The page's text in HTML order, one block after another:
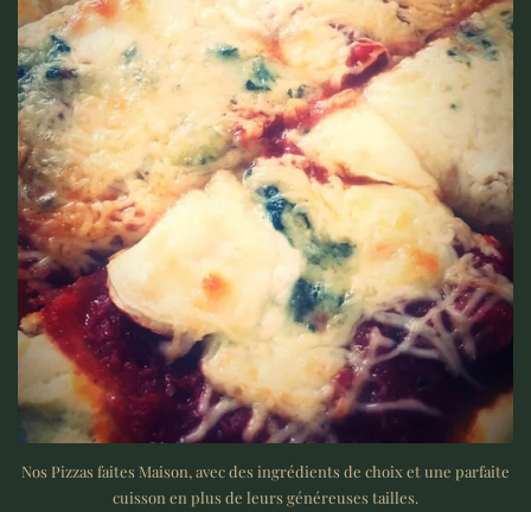
Nos Pizzas faites Maison, avec des ingrédients de choix et une parfaite
cuisson en plus de leurs généreuses tailles.